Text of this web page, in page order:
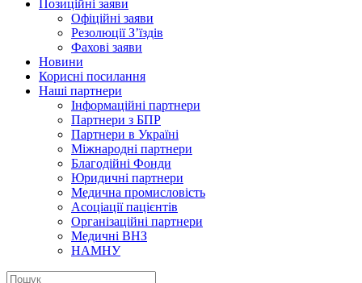
Позиційні заяви
Офіційні заяви
Резолюції З’їздів
Фахові заяви
Новини
Корисні посилання
Наші партнери
Інформаційні партнери
Партнери з БПР
Партнери в Україні
Міжнародні партнери
Благодійні Фонди
Юридичні партнери
Медична промисловість
Асоціації пацієнтів
Організаційні партнери
Медичні ВНЗ
НАМНУ